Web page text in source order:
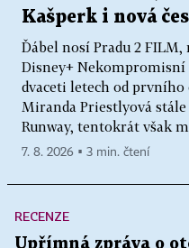
Kašperk i nová
Ďábel nosí Pradu 2
Disney+ Nekompromisní
dvaceti letech od
Miranda Priestlyová
Runway, tentokrát však
7. 8. 2026 ▪ 3 min. čtení
RECENZE
Upřímná zpráva o